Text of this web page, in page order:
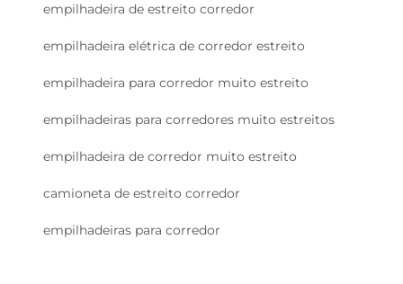
empilhadeira de estreito corredor
empilhadeira elétrica de corredor estreito
empilhadeira para corredor muito estreito
empilhadeiras para corredores muito estreitos
empilhadeira de corredor muito estreito
camioneta de estreito corredor
empilhadeiras para corredor